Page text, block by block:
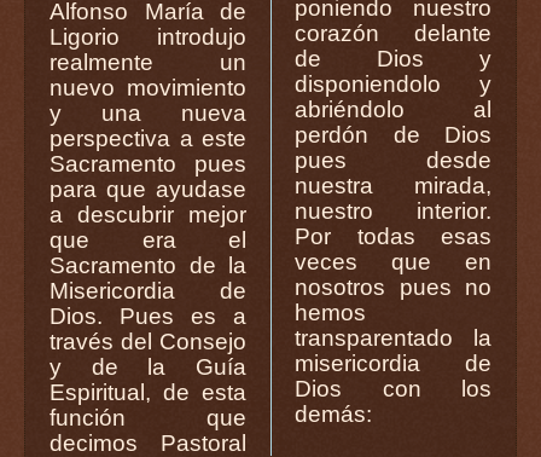
Alfonso María de
Ligorio introdujo
realmente un
nuevo movimiento
y una nueva
perspectiva a este
Sacramento pues
para que ayudase
a descubrir mejor
que era el
Sacramento de la
Misericordia de
Dios. Pues es a
través del Consejo
y de la Guía
Espiritual, de esta
función que
decimos Pastoral
poniendo nuestro
corazón delante
de Dios y
disponiendolo y
abriéndolo al
perdón de Dios
pues desde
nuestra mirada,
nuestro interior.
Por todas esas
veces que en
nosotros pues no
hemos
transparentado la
misericordia de
Dios con los
demás: